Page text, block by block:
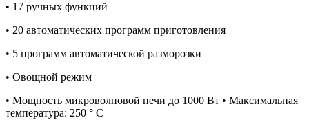
• 17 ручных функций
• 20 автоматических программ приготовления
• 5 программ автоматической разморозки
• Овощной режим
• Мощность микроволновой печи до 1000 Вт • Максимальная
температура: 250 ° C